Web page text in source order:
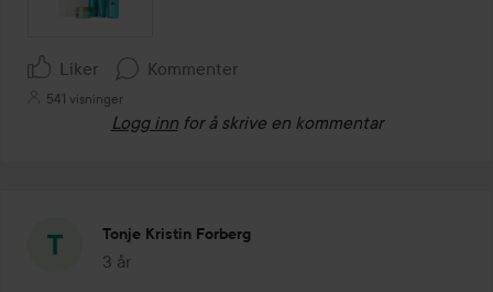
Liker Kommenter
541 visninger
Logg inn for å skrive en kommentar
Tonje Kristin Forberg
3 år
Innlegget ble opprettet 3 år